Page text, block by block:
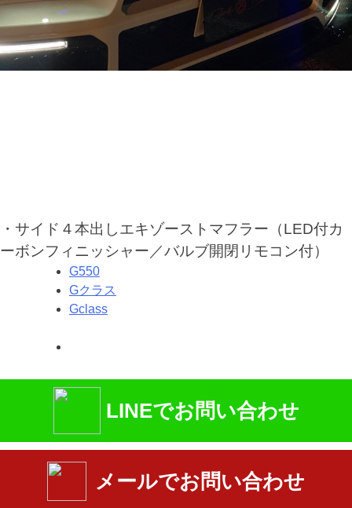
・サイド４本出しエキゾーストマフラー（LED付カ
ーボンフィニッシャー／バルブ開閉リモコン付）
G550
Gクラス
Gclass
LINEでお問い合わせ
メールでお問い合わせ